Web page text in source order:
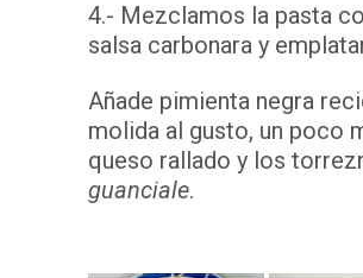
4.- Mezclamos la pasta
salsa carbonara y
Añade pimienta negra
molida al gusto, un poco
queso rallado y los
guanciale.